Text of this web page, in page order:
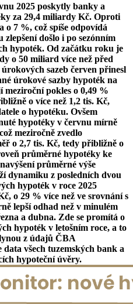
2025 poskytly banky a
za 29,4 miliardy Kč. Oproti
o 7 %, což spíše odpovídá
došlo i po sezónním
hypoték. Od začátku roku je
o 50 miliard více než před
sazeb červen přinesl
úrokové sazby hypoték na
meziroční pokles o 0,49 %
o více než 1,2 tis. Kč,
o hypotéku. Ovšem
hypotéky v červnu mírně
meziročně zvedlo
o 2,7 tis. Kč, tedy přibližně o
průměrné hypotéky ke
průměrné výše
dynamiku z posledních dvou
hypoték v roce 2025
o 29 % více než ve srovnání s
lepší odhad než v minulém
a dubna. Zde se promítá o
hypoték v letošním roce, a to
z údajů ČBA
všech tuzemských bank a
hypoteční úvěry.